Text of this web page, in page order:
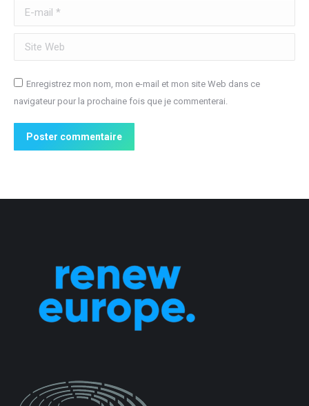
E-mail *
Site Web
Enregistrez mon nom, mon e-mail et mon site Web dans ce
navigateur pour la prochaine fois que je commenterai.
Poster commentaire